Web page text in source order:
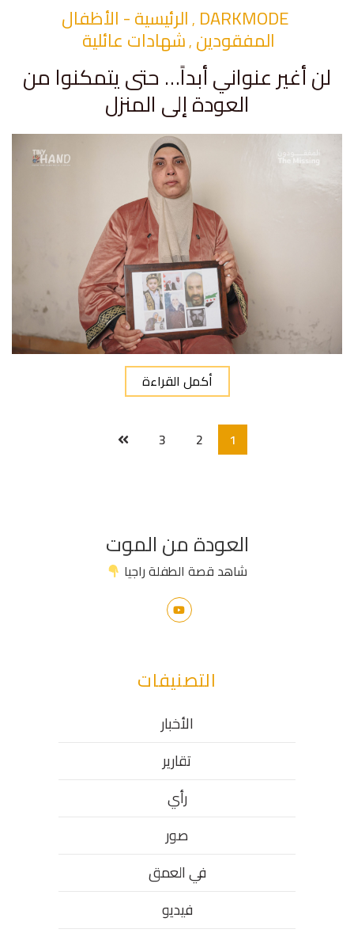
DARKMODE
,الرئيسية - الأظفال
المفقودين ,شهادات عائلية
لن أغير عنواني أبداً… حتى يتمكنوا من
العودة إلى المنزل
أكمل القراءة
1
2
3
العودة من الموت
شاهد قصة الطفلة راجيا
التصنيفات
الأخبار
تقارير
رأي
صور
في العمق
فيديو